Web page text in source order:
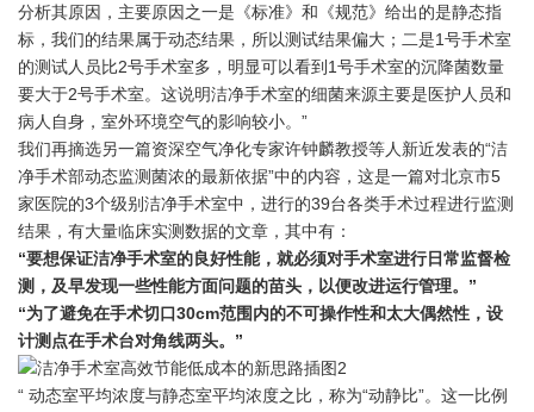
分析其原因，主要原因之一是 《标准》和《规范》给出的是静态指
标，我们的结果属于动态结果，所以测试结果偏大；二是1号手术室
的测试人员比2号手术室多，明显可以看到1号手术室的沉降菌数量
要大于2号手术室。这说明洁净手术室的细菌来源主要是医护人员和
病人自身，室外环境空气的影响较小。”
我们再摘选另一篇资深空气净化专家许钟麟教授等人新近发表的“洁
净手术部动态监测菌浓的最新依据”中的内容，这是一篇对北京市5
家医院的3个级别洁净手术室中，进行的39台各类手术过程进行监测
结果，有大量临床实测数据的文章，其中有：
“要想保证洁净手术室的良好性能，就必须对手术室进行日常监督检
测，及早发现一些性能方面问题的苗头，以便改进运行管理。”
“为了避免在手术切口30cm范围内的不可操作性和太大偶然性，设
计测点在手术台对角线两头。”
“ 动态室平均浓度与静态室平均浓度之比，称为“动静比”。这一比例